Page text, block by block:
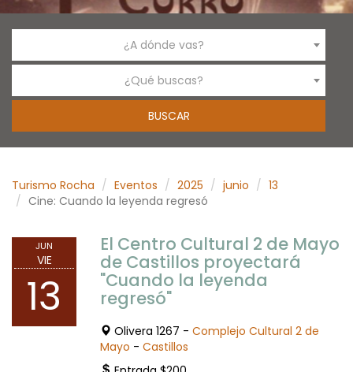
¿A dónde vas?
¿Qué buscas?
Turismo Rocha Eventos 2025 junio
13
Cine: Cuando la leyenda regresó
JUN
VIE
13
El Centro Cultural 2 de Mayo
de Castillos proyectará
"Cuando la leyenda
regresó"
Olivera 1267 - Complejo Cultural 2 de
Mayo - Castillos